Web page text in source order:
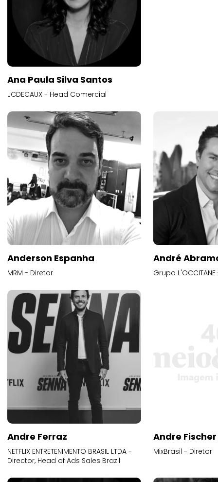
Ana Paula Silva Santos
JCDECAUX - Head Comercial
Anderson Espanha
MRM - Diretor
André
Grupo
Andre Ferraz
NETFLIX ENTRETENIMENTO BRASIL LTDA -
Director, Head of Ads Sales Brazil
Andre Fischer
MixBrasil - Diretor